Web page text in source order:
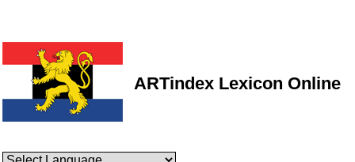
ARTindex Lexicon Online